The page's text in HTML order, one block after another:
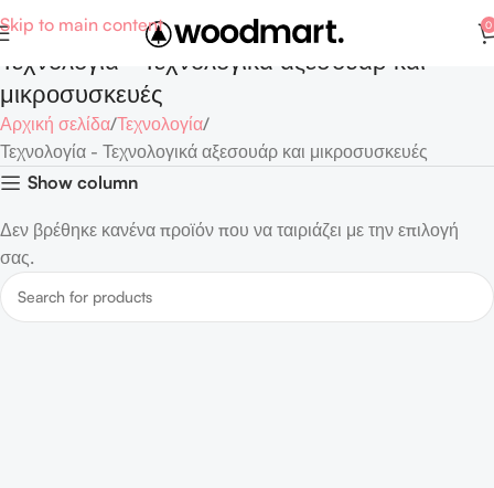
Skip to main content 0
Τεχνολογία - Τεχνολογικά αξεσουάρ και
μικροσυσκευές
Αρχική σελίδα Τεχνολογία
Τεχνολογία - Τεχνολογικά αξεσουάρ και μικροσυσκευές
Show column
Δεν βρέθηκε κανένα προϊόν που να ταιριάζει με την επιλογή
σας.